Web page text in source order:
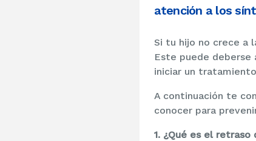
atención a los
Si tu hijo no crece a
Este puede
iniciar un
A continuación te
conocer para
1. ¿Qué es el